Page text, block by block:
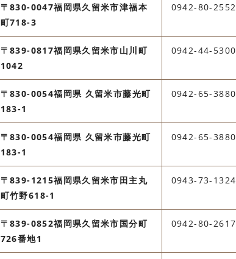
〒830-0047福岡県久留米市津福本
町718-3
0942-80-2552
〒839-0817福岡県久留米市山川町
1042
0942-44-5300
〒830-0054福岡県 久留米市藤光町
183-1
0942-65-3880
〒830-0054福岡県 久留米市藤光町
183-1
0942-65-3880
〒839-1215福岡県久留米市田主丸
町竹野618-1
0943-73-1324
〒839-0852福岡県久留米市国分町
726番地1
0942-80-2617